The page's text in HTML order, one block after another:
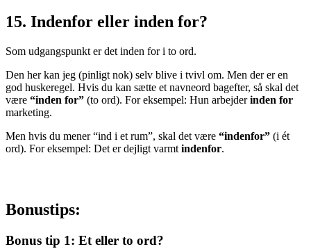
15. Indenfor eller inden for?
Som udgangspunkt er det inden for i to ord.
Den her kan jeg (pinligt nok) selv blive i tvivl om. Men der er en
god huskeregel. Hvis du kan sætte et navneord bagefter, så skal det
være “inden for” (to ord). For eksempel: Hun arbejderinden for
marketing.
Men hvis du mener “ind i et rum”, skal det være “indenfor” (i ét
ord). For eksempel: Det er dejligt varmt indenfor.
Bonustips:
Bonus tip 1: Et eller to ord?